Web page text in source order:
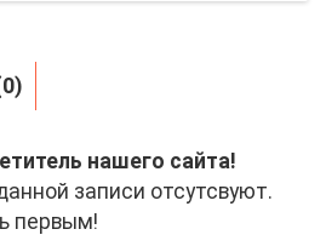
нашего сайта!
записи отсутсвуют.
первым!